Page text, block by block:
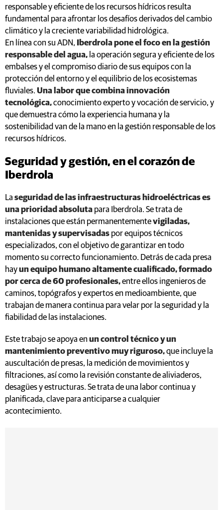
responsable y eficiente de los recursos hídricos resulta
fundamental para afrontar los desafíos derivados del cambio
climático y la creciente variabilidad hidrológica.
En línea con su ADN, Iberdrola pone el foco en la gestión
responsable del agua, la operación segura y eficiente de los
embalses y el compromiso diario de sus equipos con la
protección del entorno y el equilibrio de los ecosistemas
fluviales. Una labor que combina innovación
tecnológica,conocimiento experto y vocación de servicio, y
que demuestra cómo la experiencia humana y la
sostenibilidad van de la mano en la gestión responsable de los
recursos hídricos.
Seguridad y gestión, en el corazón de
Iberdrola
La seguridad de las infraestructuras hidroeléctricas es
una prioridad absoluta para Iberdrola. Se trata de
instalaciones que están permanentementevigiladas,
mantenidas y supervisadas por equipos técnicos
especializados, con el objetivo de garantizar en todo
momento su correcto funcionamiento. Detrás de cada presa
hayun equipo humano altamente cualificado, formado
por cerca de 60 profesionales,entre ellos ingenieros de
caminos, topógrafos y expertos en medioambiente, que
trabajan de manera continua para velar por la seguridad y la
fiabilidad de las instalaciones.
Este trabajo se apoya en un control técnico y un
mantenimiento preventivo muy riguroso,que incluye la
auscultación de presas, la medición de movimientos y
filtraciones, así como la revisión constante de aliviaderos,
desagües y estructuras. Se trata de una labor continua y
planificada, clave para anticiparse a cualquier
acontecimiento.